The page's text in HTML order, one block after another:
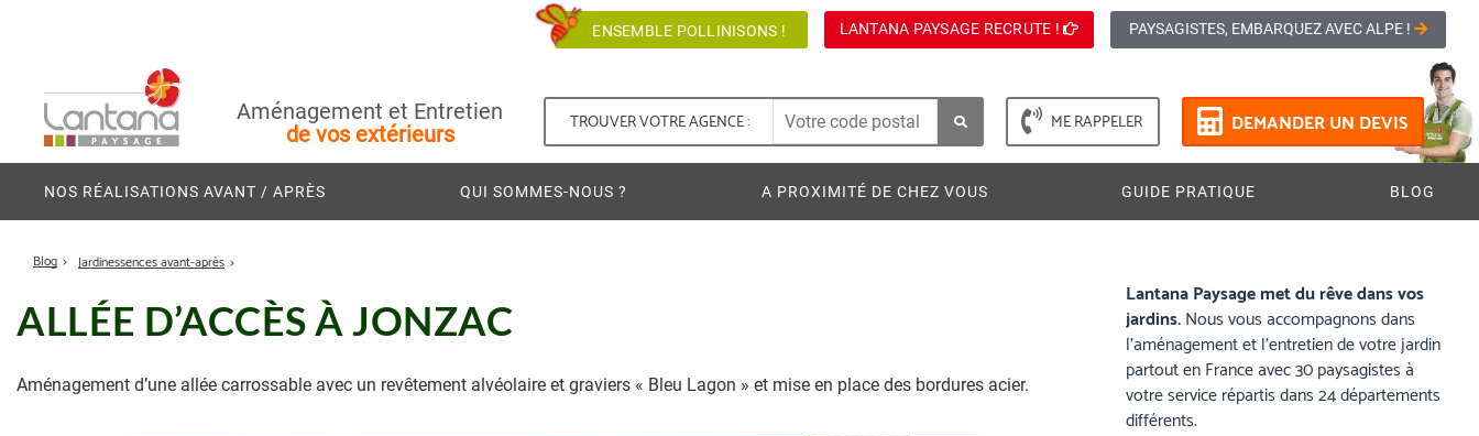
ENSEMBLE POLLINISONS ! LANTANA PAYSAGE RECRUTE ! PAYSAGISTES, EMBARQUEZ AVEC ALPE !
Aménagement et Entretien
de vos extérieurs
TROUVER VOTRE AGENCE : ME RAPPELER DEMANDER UN DEVIS
NOS RÉALISATIONS AVANT / APRÈS QUI SOMMES-NOUS ? A PROXIMITÉ DE CHEZ VOUS GUIDE PRATIQUE BLOG
Blog Jardinessences avant-après
ALLÉE D’ACCÈS À JONZAC
Aménagement d’une allée carrossable avec un revêtement alvéolaire et graviers « Bleu Lagon » et mise en place des bordures acier.
Lantana Paysage met du rêve dans vos
jardins.Nous vous accompagnons dans
l’aménagement et l’entretien de votre jardin
partout en France avec 30 paysagistes à
votre service répartis dans 24 départements
différents.